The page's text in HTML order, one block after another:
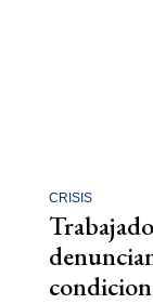
CRISIS